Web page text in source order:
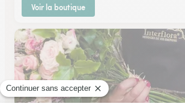
Voir la boutique